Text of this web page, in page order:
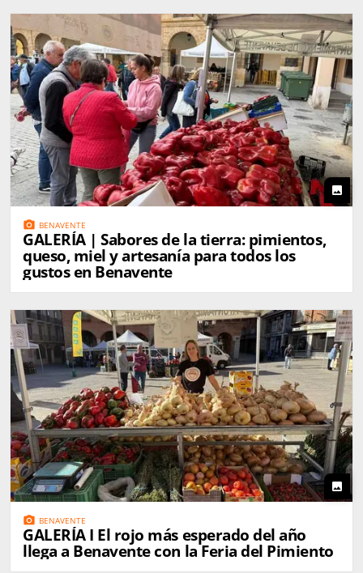
photo
photo_camera BENAVENTE
GALERÍA | Sabores de la tierra: pimientos,
queso, miel y artesanía para todos los
gustos en Benavente
photo
photo_camera BENAVENTE
GALERÍA I El rojo más esperado del año
llega a Benavente con la Feria del Pimiento